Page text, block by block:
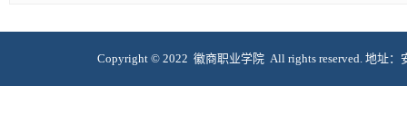
Copyright © 2022 徽商职业学院 All rights reserved. 地址